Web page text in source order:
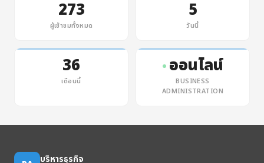
273
ผู้เข้าชมทั้งหมด
5
วันนี้
36
เดือนนี้
ออนไลน์
BUSINESS
ADMINISTRATION
บริหารธุรกิจ